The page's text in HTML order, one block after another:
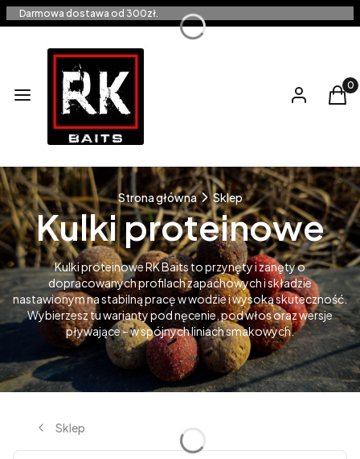
Darmowa dostawa od 300zł.
Menu Zaloguj się
Strona główna Sklep
Kulki proteinowe
Kulki proteinowe RK Baits to przynęty i zanęty o
dopracowanych profilach zapachowych i składzie
nastawionym na stabilną pracę w wodzie i wysoką skuteczność.
Wybierzesz tu warianty pod nęcenie, pod włos oraz wersje
pływające – w spójnych liniach smakowych.
Sklep